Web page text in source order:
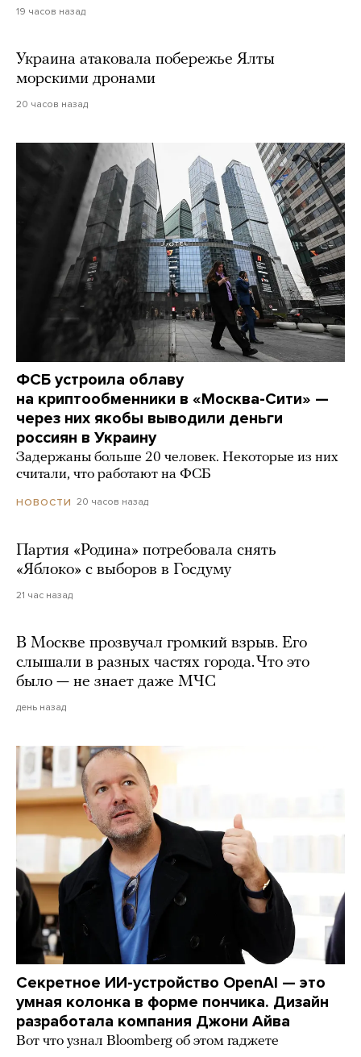
19 часов назад
Украина атаковала побережье Ялты
морскими дронами
20 часов назад
ФСБ устроила облаву
на криптообменники в «Москва-Сити» —
через них якобы выводили деньги
россиян в Украину
Задержаны больше 20 человек. Некоторые из них
считали, что работают на ФСБ
НОВОСТИ 20 часов назад
Партия «Родина» потребовала снять
«Яблоко» с выборов в Госдуму
21 час назад
В Москве прозвучал громкий взрыв. Его
слышали в разных частях города. Что это
было — не знает даже МЧС
день назад
Секретное ИИ-устройство OpenAI — это
умная колонка в форме пончика. Дизайн
разработала компания Джони Айва
Вот что узнал Bloomberg об этом гаджете